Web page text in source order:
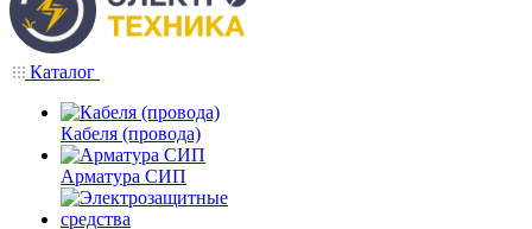
Каталог
Кабеля (провода)
Арматура СИП